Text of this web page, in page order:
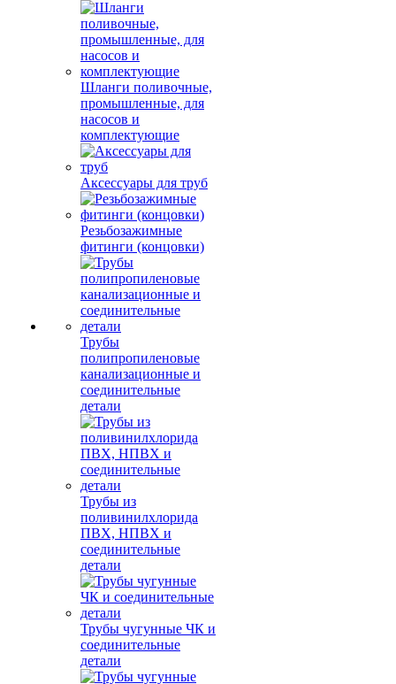
Шланги поливочные,
промышленные, для
насосов и
комплектующие
Аксессуары для труб
Резьбозажимные
фитинги (концовки)
Трубы
полипропиленовые
канализационные и
соединительные
детали
Трубы из
поливинилхлорида
ПВХ, НПВХ и
соединительные
детали
Трубы чугунные ЧК и
соединительные
детали